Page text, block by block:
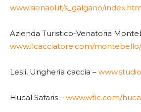
www.sienaol.it/s_galgano/
Azienda Turistico-Venatoria
www.ilcacciatore.com/
Lesli, Ungheria caccia –
Hucal Safaris – www.wfic.com/